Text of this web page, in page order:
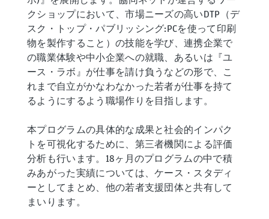
クショップにおいて、市場ニーズの高いDTP（デ
スク・トップ・パブリッシング:PCを使って印刷
物を製作すること）の技能を学び、連携企業で
の職業体験や中小企業への就職、あるいは『ユ
ース・ラボ』が仕事を請け負うなどの形で、こ
れまで自立がかなわなかった若者が仕事を持て
るようにするよう職場作りを目指します。
本プログラムの具体的な成果と社会的インパク
トを可視化するために、第三者機関による評価
分析も行います。18ヶ月のプログラムの中で積
みあがった実績については、ケース・スタディ
ーとしてまとめ、他の若者支援団体と共有して
まいります。